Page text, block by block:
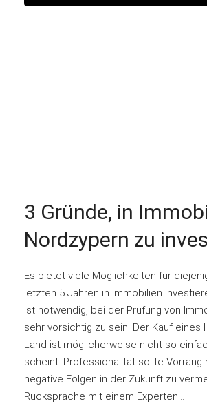
3 Gründe, in
Nordzypern zu
Es bietet viele Möglichkeiten für
letzten 5 Jahren in Immobilien
ist notwendig, bei der Prüfung von
sehr vorsichtig zu sein. Der Kauf eines
Land ist möglicherweise nicht so
scheint. Professionalität sollte Vorrang
negative Folgen in der Zukunft zu
Rücksprache mit einem Experten...